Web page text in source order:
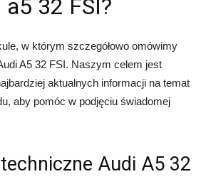
32 FSI?
w którym szczegółowo omówimy
A5 32 FSI. Naszym celem jest
aktualnych informacji na temat
aby pomóc w podjęciu świadomej
Audi A5 32